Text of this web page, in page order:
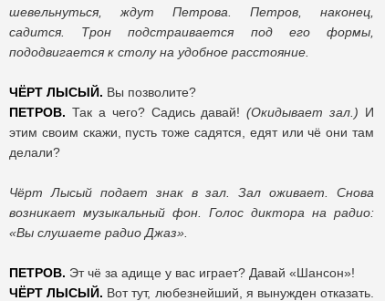
шевельнуться, ждут Петрова. Петров, наконец,
садится. Трон подстраивается под его формы,
пододвигается к столу на удобное расстояние.
ЧЁРТ ЛЫСЫЙ. Вы позволите?
ПЕТРОВ. Так а чего? Садись давай!(Окидывает зал.) И
этим своим скажи, пусть тоже садятся, едят или чё они там
делали?
Чёрт Лысый подает знак в зал. Зал оживает. Снова
возникает музыкальный фон. Голос диктора на радио:
«Вы слушаете радио Джаз».
ПЕТРОВ. Эт чё за адище у вас играет? Давай «Шансон»!
ЧЁРТ ЛЫСЫЙ. Вот тут, любезнейший, я вынужден отказать.